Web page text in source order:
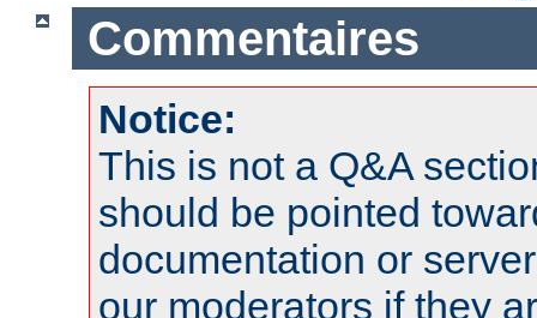
Commentaires
Notice:
This is not a Q&A
should be pointed
documentation or
our moderators if they